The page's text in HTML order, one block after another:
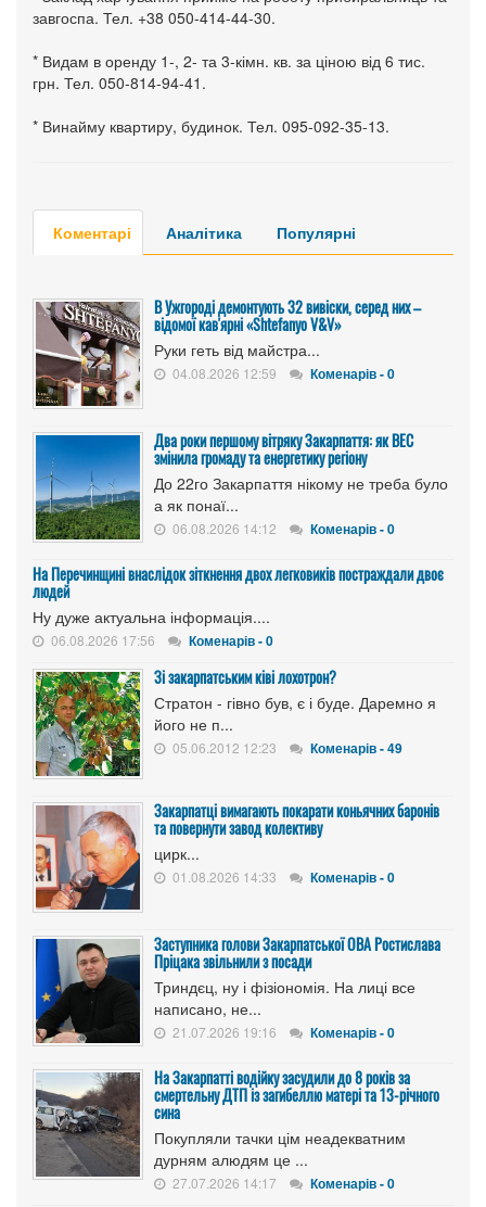
завгоспа. Тел. +38 050-414-44-30.
* Видам в оренду 1-, 2- та 3-кімн. кв. за ціною від 6 тис.
грн. Тел. 050-814-94-41.
* Винайму квартиру, будинок. Тел. 095-092-35-13.
Коментарі Аналітика Популярні
В Ужгороді демонтують 32 вивіски, серед них –
відомої кав'ярні «Shtefanyo V&V»
Руки геть від майстра...
04.08.2026 12:59 Коменарів - 0
Два роки першому вітряку Закарпаття: як ВЕС
змінила громаду та енергетику регіону
До 22го Закарпаття нікому не треба було
а як понаї...
06.08.2026 14:12 Коменарів - 0
На Перечинщині внаслідок зіткнення двох легковиків постраждали двоє
людей
Ну дуже актуальна інформація....
06.08.2026 17:56 Коменарів - 0
Зі закарпатським ківі лохотрон?
Стратон - гівно був, є і буде. Даремно я
його не п...
05.06.2012 12:23 Коменарів - 49
Закарпатці вимагають покарати коньячних баронів
та повернути завод колективу
цирк...
01.08.2026 14:33 Коменарів - 0
Заступника голови Закарпатської ОВА Ростислава
Пріцака звільнили з посади
Триндєц, ну і фізіономія. На лиці все
написано, не...
21.07.2026 19:16 Коменарів - 0
На Закарпатті водійку засудили до 8 років за
смертельну ДТП із загибеллю матері та 13-річного
сина
Покупляли тачки цім неадекватним
дурням алюдям це ...
27.07.2026 14:17 Коменарів - 0